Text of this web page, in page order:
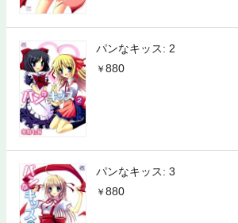
パンなキッス: 2
880
パンなキッス: 3
880